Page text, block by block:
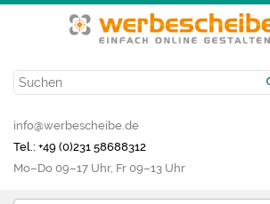
info@werbescheibe.de
Tel.: +49 (0)231 58688312
Mo­–Do 09–17 Uhr, Fr 09–13 Uhr